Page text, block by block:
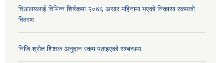
विधालयलाई विभिन्न शिर्षकमा २०७६ असार महिनामा भएको निकासा रकमको
विवरण
निजि श्रोत शिक्षक अनुदान रकम पठाइएको सम्बन्धमा